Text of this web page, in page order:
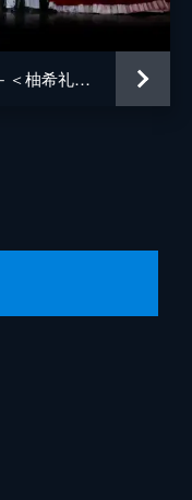
ベルサイユのばら－フェルゼン編－＜柚希礼音・凰稀かなめ 特別出演版＞（'13年雪組・宝塚）